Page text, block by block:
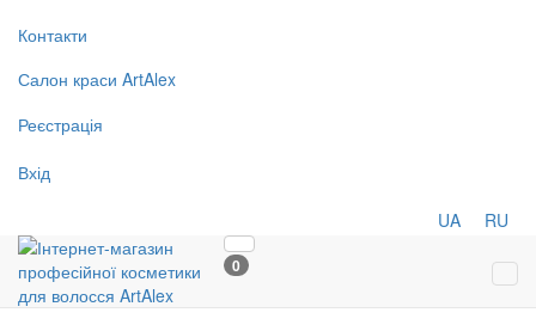
Контакти
Салон краси ArtAlex
Реєстрація
Вхід
UA RU
0